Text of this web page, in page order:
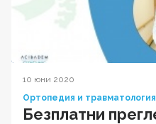
10 юни 2020
Ортопедия и травматология
Безплатни